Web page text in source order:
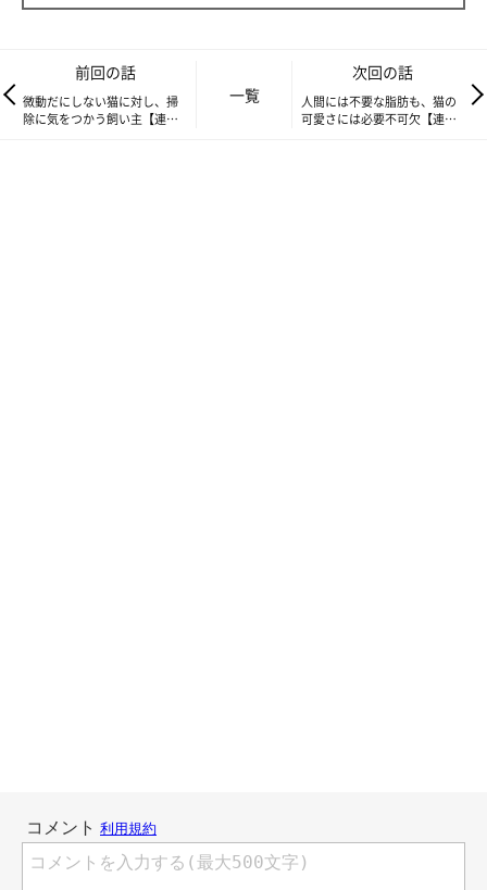
家族みんなで話題のゴジラを観に行った、たまさんファミリー。
前回の話
微動だにしない猫に対し、掃
除に気をつかう飼い主【連
一覧
次回の話
人間には不要な脂肪も、猫の
可愛さには必要不可欠【連